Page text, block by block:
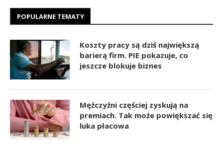
POPULARNE TEMATY
Koszty pracy są dziś największą
barierą firm. PIE pokazuje, co
jeszcze blokuje biznes
Mężczyźni częściej zyskują na
premiach. Tak może powiększać się
luka płacowa